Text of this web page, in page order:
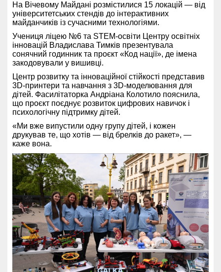
На Вічевому Майдані розмістилися 15 локацій — від
університетських стендів до інтерактивних
майданчиків із сучасними технологіями.
Учениця ліцею №6 та STEM-освіти Центру освітніх
інновацій Владислава Тимків презентувала
сонячний годинник та проєкт «Код нації», де імена
закодовували у вишивці.
Центр розвитку та інноваційної стійкості представив
3D-принтери та навчання з 3D-моделювання для
дітей. Фасилітаторка Андріана Колотило пояснила,
що проєкт поєднує розвиток цифрових навичок і
психологічну підтримку дітей.
«Ми вже випустили одну групу дітей, і кожен
друкував те, що хотів — від брелків до ракет», —
каже вона.